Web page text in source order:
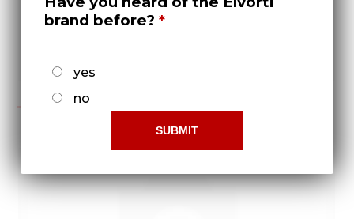
brand before?
yes
no